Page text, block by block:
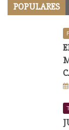
POPULARES